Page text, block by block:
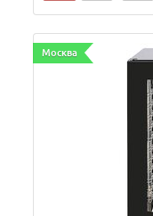
Москва